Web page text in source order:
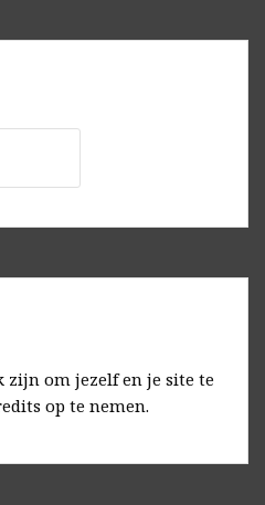
zijn om jezelf en je site te
op te nemen.